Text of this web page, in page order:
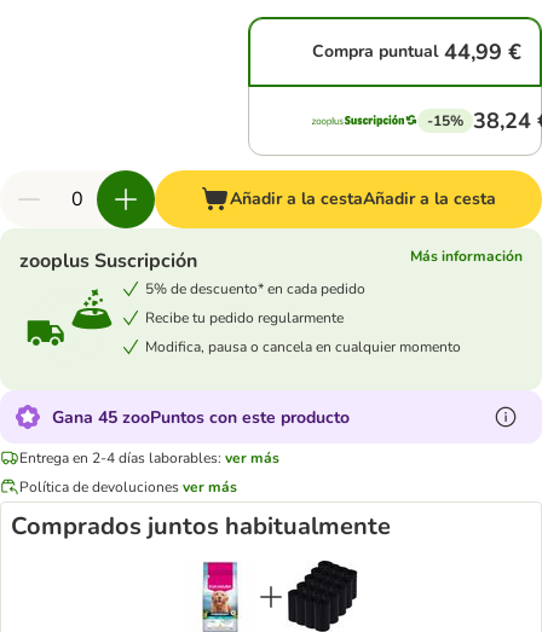
Compra puntual 44,99 €
-15% 38,24
Añadir a la cestaAñadir a la cesta
zooplus Suscripción
Más información
5% de descuento* en cada pedido
Recibe tu pedido regularmente
Modifica, pausa o cancela en cualquier momento
Gana 45 zooPuntos con este producto
Entrega en 2-4 días laborables: ver más
Política de devolucionesver más
Comprados juntos habitualmente